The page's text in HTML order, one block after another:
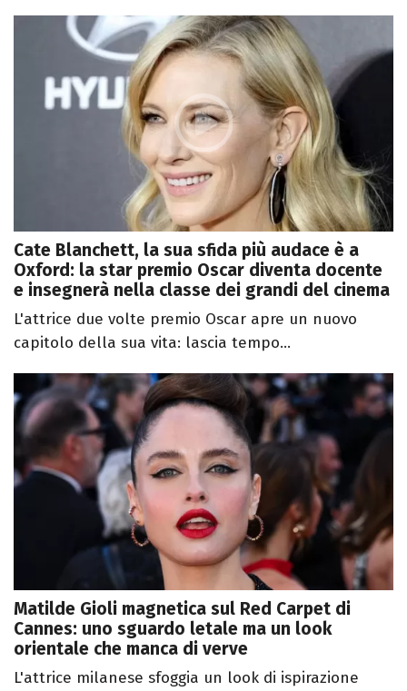
Cate Blanchett, la sua sfida più audace è a
Oxford: la star premio Oscar diventa docente
e insegnerà nella classe dei grandi del cinema
L'attrice due volte premio Oscar apre un nuovo
capitolo della sua vita: lascia tempo...
Matilde Gioli magnetica sul Red Carpet di
Cannes: uno sguardo letale ma un look
orientale che manca di verve
L'attrice milanese sfoggia un look di ispirazione